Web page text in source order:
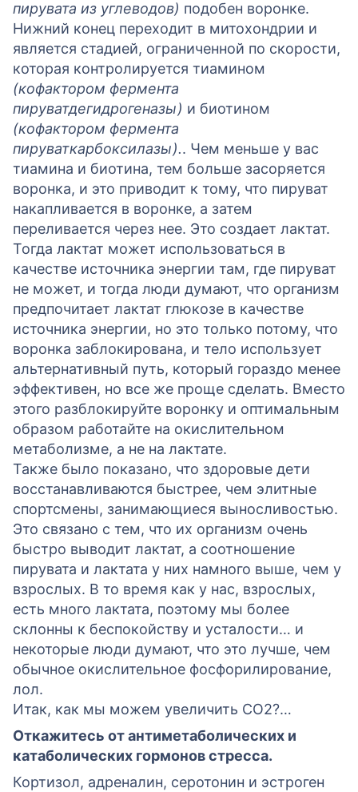
пирувата из углеводов) подобен воронке.
Нижний конец переходит в митохондрии и
является стадией, ограниченной по скорости,
которая контролируется тиамином
(кофактором фермента
пируватдегидрогеназы) и биотином
(кофактором фермента
пируваткарбоксилазы).. Чем меньше у вас
тиамина и биотина, тем больше засоряется
воронка, и это приводит к тому, что пируват
накапливается в воронке, а затем
переливается через нее. Это создает лактат.
Тогда лактат может использоваться в
качестве источника энергии там, где пируват
не может, и тогда люди думают, что организм
предпочитает лактат глюкозе в качестве
источника энергии, но это только потому, что
воронка заблокирована, и тело использует
альтернативный путь, который гораздо менее
эффективен, но все же проще сделать. Вместо
этого разблокируйте воронку и оптимальным
образом работайте на окислительном
метаболизме, а не на лактате.
Также было показано, что здоровые дети
восстанавливаются быстрее, чем элитные
спортсмены, занимающиеся выносливостью.
Это связано с тем, что их организм очень
быстро выводит лактат, а соотношение
пирувата и лактата у них намного выше, чем у
взрослых. В то время как у нас, взрослых,
есть много лактата, поэтому мы более
склонны к беспокойству и усталости… и
некоторые люди думают, что это лучше, чем
обычное окислительное фосфорилирование,
лол.
Итак, как мы можем увеличить CO2?…
Откажитесь от антиметаболических и
катаболических гормонов стресса.
Кортизол, адреналин, серотонин и эстроген